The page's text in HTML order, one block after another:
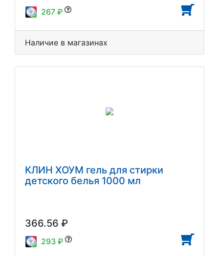
267 ₽
Наличие в магазинах
КЛИН ХОУМ гель для стирки
детского белья 1000 мл
366.56 ₽
293 ₽